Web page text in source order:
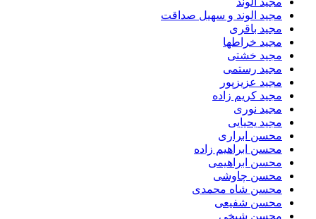
مجید الوند و سهیل صداقت
مجید باقری
مجید خراطها
مجید خشتی
مجید رستمی
مجید عزیزپور
مجید کریم زاده
مجید نوری
مجید یحیایی
محسن ابراری
محسن ابراهیم زاده
محسن ابراهیمی
محسن چاوشی
محسن شاه محمدی
محسن شفیعی
محسن شیخی